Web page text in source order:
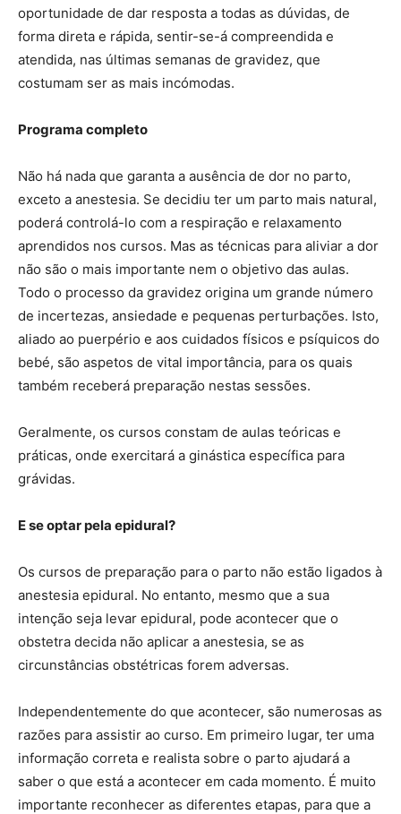
oportunidade de dar resposta a todas as dúvidas, de
forma direta e rápida, sentir-se-á compreendida e
atendida, nas últimas semanas de gravidez, que
costumam ser as mais incómodas.
Programa completo
Não há nada que garanta a ausência de dor no parto,
exceto a anestesia. Se decidiu ter um parto mais natural,
poderá controlá-lo com a respiração e relaxamento
aprendidos nos cursos. Mas as técnicas para aliviar a dor
não são o mais importante nem o objetivo das aulas.
Todo o processo da gravidez origina um grande número
de incertezas, ansiedade e pequenas perturbações. Isto,
aliado ao puerpério e aos cuidados físicos e psíquicos do
bebé, são aspetos de vital importância, para os quais
também receberá preparação nestas sessões.
Geralmente, os cursos constam de aulas teóricas e
práticas, onde exercitará a ginástica específica para
grávidas.
E se optar pela epidural?
Os cursos de preparação para o parto não estão ligados à
anestesia epidural. No entanto, mesmo que a sua
intenção seja levar epidural, pode acontecer que o
obstetra decida não aplicar a anestesia, se as
circunstâncias obstétricas forem adversas.
Independentemente do que acontecer, são numerosas as
razões para assistir ao curso. Em primeiro lugar, ter uma
informação correta e realista sobre o parto ajudará a
saber o que está a acontecer em cada momento. É muito
importante reconhecer as diferentes etapas, para que a